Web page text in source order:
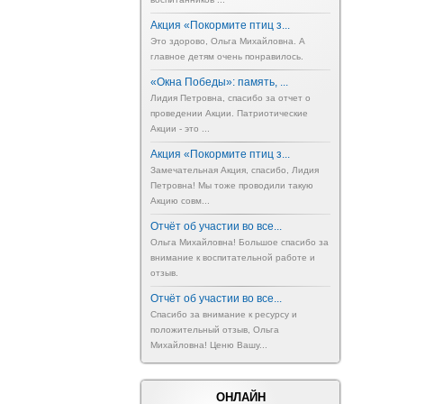
Акция «Покормите птиц з...
Это здорово, Ольга Михайловна. А
главное детям очень понравилось.
«Окна Победы»: память, ...
Лидия Петровна, спасибо за отчет о
проведении Акции. Патриотические
Акции - это ...
Акция «Покормите птиц з...
Замечательная Акция, спасибо, Лидия
Петровна! Мы тоже проводили такую
Акцию совм...
Отчёт об участии во все...
Ольга Михайловна! Большое спасибо за
внимание к воспитательной работе и
отзыв.
Отчёт об участии во все...
Спасибо за внимание к ресурсу и
положительный отзыв, Ольга
Михайловна! Ценю Вашу...
ОНЛАЙН